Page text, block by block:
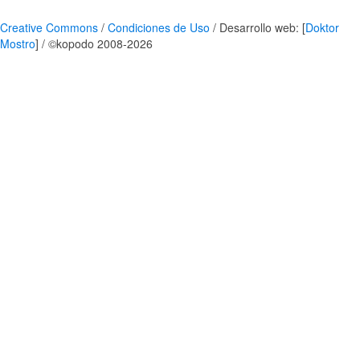
Creative Commons / Condiciones de Uso / Desarrollo web: [Doktor
Mostro] / ©kopodo 2008-2026